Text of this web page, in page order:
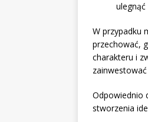
ulegnąć
W przypadku
przechować,
charakteru i
Odpowiednio
stworzenia